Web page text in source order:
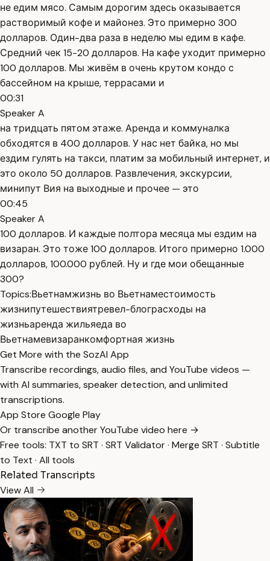
не едим мясо. Самым дорогим здесь оказывается
растворимый кофе и майонез. Это примерно 300
долларов. Один-два раза в неделю мы едим в кафе.
Средний чек 15-20 долларов. На кафе уходит примерно
100 долларов. Мы живём в очень крутом кондо с
бассейном на крыше, террасами и
00:31
Speaker A
на тридцать пятом этаже. Аренда и коммуналка
обходятся в 400 долларов. У нас нет байка, но мы
ездим гулять на такси, платим за мобильный интернет, и
это около 50 долларов. Развлечения, экскурсии,
минипут Вия на выходные и прочее — это
00:45
Speaker A
100 долларов. И каждые полтора месяца мы ездим на
визаран. Это тоже 100 долларов. Итого примерно 1.000
долларов, 100.000 рублей. Ну и где мои обещанные
300?
Topics:Вьетнамжизнь во Вьетнаместоимость
жизнипутешествиятревел-блограсходы на
жизньаренда жильяеда во
Вьетнамевизаранкомфортная жизнь
Get More with the SozAI App
Transcribe recordings, audio files, and YouTube videos —
with AI summaries, speaker detection, and unlimited
transcriptions.
App Store Google Play
Or transcribe another YouTube video here →
Free tools: TXT to SRT · SRT Validator· Merge SRT · Subtitle
to Text · All tools
Related Transcripts
View All